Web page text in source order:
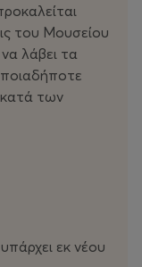
του Μουσείου
λάβει τα
κατά των
εκ νέου